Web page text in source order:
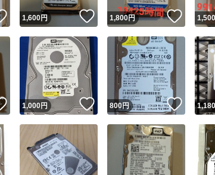
Yahoo!フリマが定めた一定の基
安心取引出品者
安心取引出品者
取引実績
取引実績◯+ こ
こ
商品画像の無断転載は
コピーは1商品につき1回
いいね！
1,600円 いいね！
1,800円 いいね
1,500
いいね！
1,000円 いいね！
800円 いいね
1,180